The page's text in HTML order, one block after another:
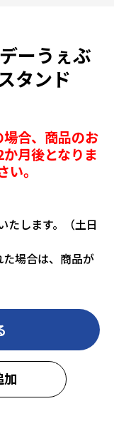
ーうぇぶ
タンド
合、商品のお
月後となりま
。
たします。（土日
場合は、商品が
加